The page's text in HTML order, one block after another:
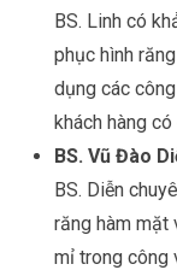
BS. Linh có
phục hình
dụng các
khách hàng
BS. Vũ Đào
BS. Diễn
răng hàm mặt
mỉ trong công